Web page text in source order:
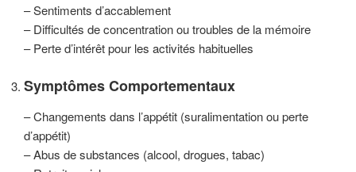
– Sentiments d’accablement
– Difficultés de concentration ou troubles de la mémoire
– Perte d’intérêt pour les activités habituelles
Symptômes Comportementaux
– Changements dans l’appétit (suralimentation ou perte
d’appétit)
– Abus de substances (alcool, drogues, tabac)